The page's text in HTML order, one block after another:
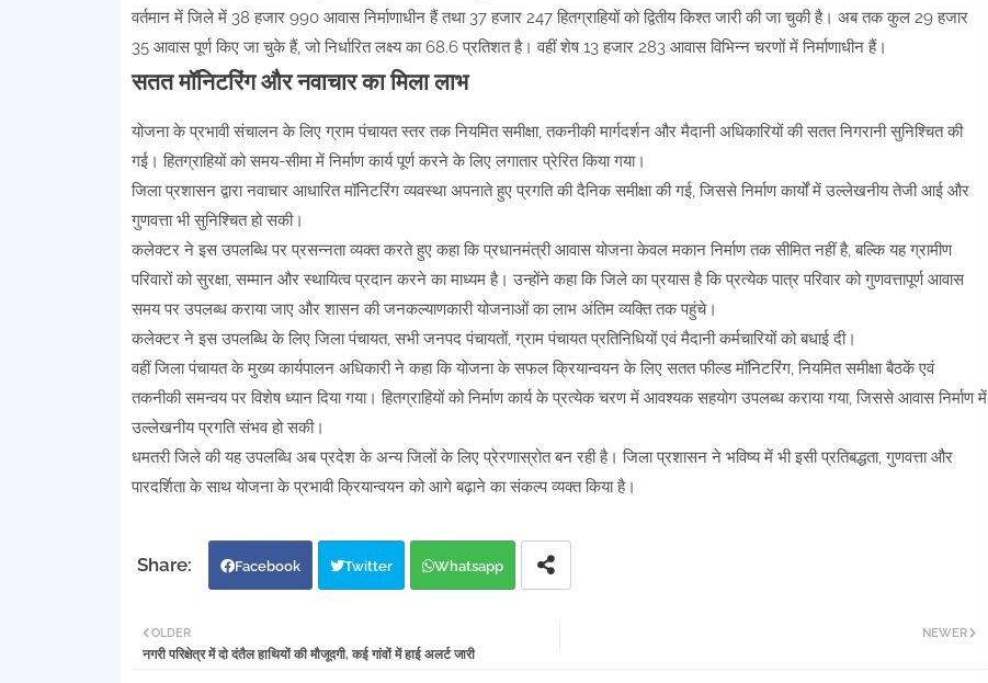
वर्तमान में जिले में 38 हजार 990 आवास निर्माणाधीन हैं तथा 37 हजार 247 हितग्राहियों को द्वितीय किश्त जारी की जा चुकी है। अब तक कुल 29 हजार
35 आवास पूर्ण किए जा चुके हैं, जो निर्धारित लक्ष्य का 68.6 प्रतिशत है। वहीं शेष 13 हजार 283 आवास विभिन्न चरणों में निर्माणाधीन हैं।
सतत मॉनिटरिंग और नवाचार का मिला लाभ
योजना के प्रभावी संचालन के लिए ग्राम पंचायत स्तर तक नियमित समीक्षा, तकनीकी मार्गदर्शन और मैदानी अधिकारियों की सतत निगरानी सुनिश्चित की
गई। हितग्राहियों को समय-सीमा में निर्माण कार्य पूर्ण करने के लिए लगातार प्रेरित किया गया।
जिला प्रशासन द्वारा नवाचार आधारित मॉनिटरिंग व्यवस्था अपनाते हुए प्रगति की दैनिक समीक्षा की गई, जिससे निर्माण कार्यों में उल्लेखनीय तेजी आई और
गुणवत्ता भी सुनिश्चित हो सकी।
कलेक्टर ने इस उपलब्धि पर प्रसन्नता व्यक्त करते हुए कहा कि प्रधानमंत्री आवास योजना केवल मकान निर्माण तक सीमित नहीं है, बल्कि यह ग्रामीण
परिवारों को सुरक्षा, सम्मान और स्थायित्व प्रदान करने का माध्यम है। उन्होंने कहा कि जिले का प्रयास है कि प्रत्येक पात्र परिवार को गुणवत्तापूर्ण आवास
समय पर उपलब्ध कराया जाए और शासन की जनकल्याणकारी योजनाओं का लाभ अंतिम व्यक्ति तक पहुंचे।
कलेक्टर ने इस उपलब्धि के लिए जिला पंचायत, सभी जनपद पंचायतों, ग्राम पंचायत प्रतिनिधियों एवं मैदानी कर्मचारियों को बधाई दी।
वहीं जिला पंचायत के मुख्य कार्यपालन अधिकारी ने कहा कि योजना के सफल क्रियान्वयन के लिए सतत फील्ड मॉनिटरिंग, नियमित समीक्षा बैठकें एवं
तकनीकी समन्वय पर विशेष ध्यान दिया गया। हितग्राहियों को निर्माण कार्य के प्रत्येक चरण में आवश्यक सहयोग उपलब्ध कराया गया, जिससे आवास निर्माण में
उल्लेखनीय प्रगति संभव हो सकी।
धमतरी जिले की यह उपलब्धि अब प्रदेश के अन्य जिलों के लिए प्रेरणास्रोत बन रही है। जिला प्रशासन ने भविष्य में भी इसी प्रतिबद्धता, गुणवत्ता और
पारदर्शिता के साथ योजना के प्रभावी क्रियान्वयन को आगे बढ़ाने का संकल्प व्यक्त किया है।
Facebook Twitter Whatsapp
NEWER
OLDER
नगरी परिक्षेत्र में दो दंतैल हाथियों की मौजूदगी, कई गांवों में हाई अलर्ट जारी